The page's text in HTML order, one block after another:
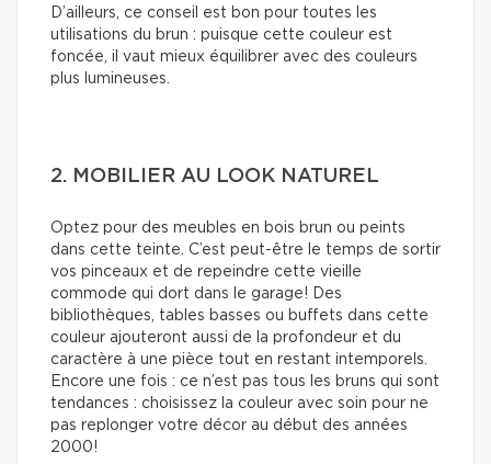
D’ailleurs, ce conseil est bon pour toutes les
utilisations du brun : puisque cette couleur est
foncée, il vaut mieux équilibrer avec des couleurs
plus lumineuses.
2. MOBILIER AU LOOK NATUREL
Optez pour des meubles en bois brun ou peints
dans cette teinte. C’est peut-être le temps de sortir
vos pinceaux et de repeindre cette vieille
commode qui dort dans le garage! Des
bibliothèques, tables basses ou buffets dans cette
couleur ajouteront aussi de la profondeur et du
caractère à une pièce tout en restant intemporels.
Encore une fois : ce n’est pas tous les bruns qui sont
tendances : choisissez la couleur avec soin pour ne
pas replonger votre décor au début des années
2000!